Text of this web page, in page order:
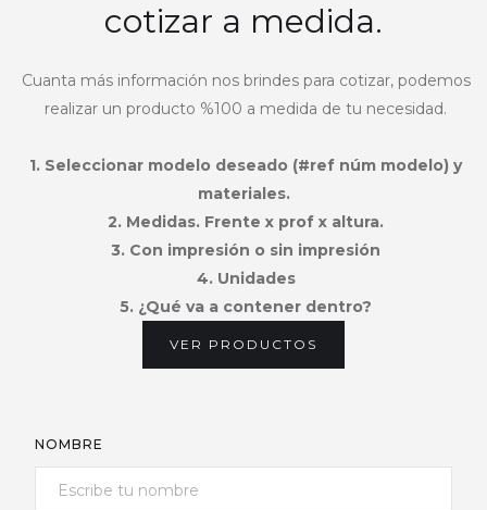
cotizar a medida.
Cuanta más información nos brindes para cotizar, podemos
realizar un producto %100 a medida de tu necesidad.
1. Seleccionar modelo deseado (#ref núm modelo) y
materiales.
2. Medidas. Frente x prof x altura.
3. Con impresión o sin impresión
4. Unidades
5. ¿Qué va a contener dentro?
VER PRODUCTOS
NOMBRE